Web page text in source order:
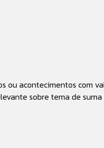
ou acontecimentos com
sobre tema de